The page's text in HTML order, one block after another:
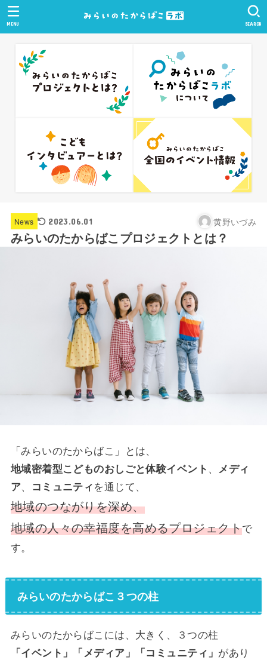
SEARCH
MENU
News 2023.06.01 黄野いづみ
みらいのたからばこプロジェクトとは？
「みらいのたからばこ」とは、
地域密着型こどものおしごと体験イベント 、 メディ
ア、 コミュニティを通じて、
地域のつながりを深め、
地域の人々の幸福度を高めるプロジェクトで
す。
みらいのたからばこ３つの柱
みらいのたからばこには、大きく、３つの柱
「イベント」「メディア」「コミュニティ」 があり